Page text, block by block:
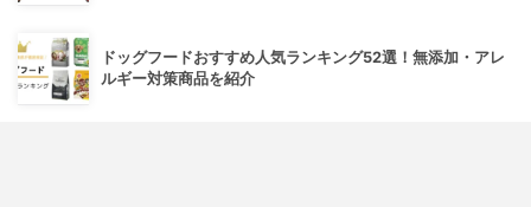
ドッグフードおすすめ人気ランキング52選！無添加・アレ
ルギー対策商品を紹介